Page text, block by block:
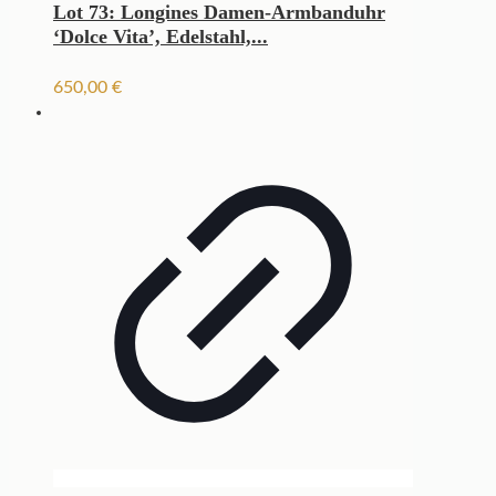
Lot 73: Longines Damen-Armbanduhr
‘Dolce Vita’, Edelstahl,...
650,00 €